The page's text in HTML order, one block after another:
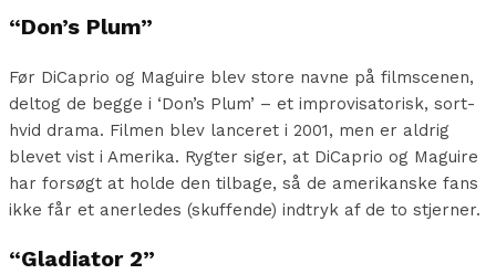
“Don’s Plum”
Før DiCaprio og Maguire blev store navne på filmscenen,
deltog de begge i ‘Don’s Plum’ – et improvisatorisk, sort-
hvid drama. Filmen blev lanceret i 2001, men er aldrig
blevet vist i Amerika. Rygter siger, at DiCaprio og Maguire
har forsøgt at holde den tilbage, så de amerikanske fans
ikke får et anerledes (skuffende) indtryk af de to stjerner.
“Gladiator 2”